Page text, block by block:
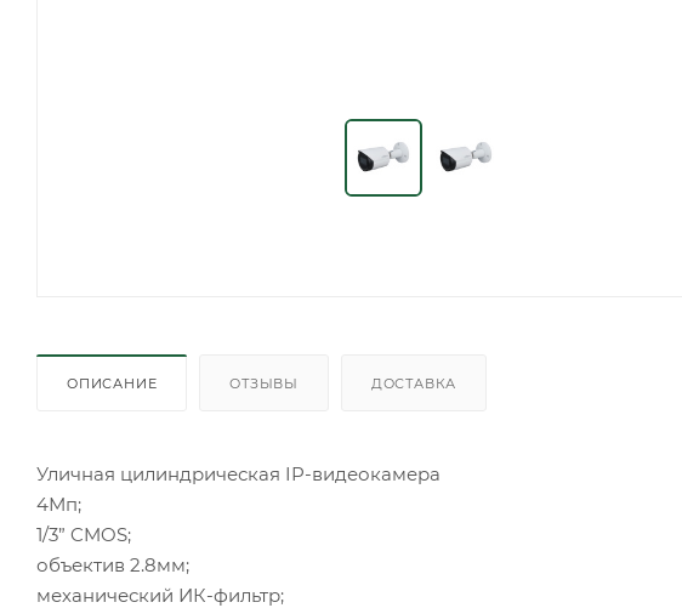
ОПИСАНИЕ ОТЗЫВЫ ДОСТАВКА
Уличная цилиндрическая IP-видеокамера
4Мп;
1/3” CMOS;
объектив 2.8мм;
механический ИК-фильтр;